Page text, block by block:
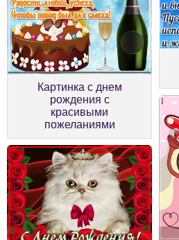
Картинка с днем
рождения с
красивыми
пожеланиями